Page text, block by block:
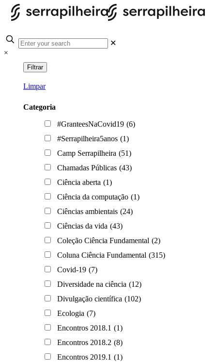
✕
×
Limpar
Categoria
#GranteesNaCovid19 (6)
#Serrapilheira5anos (1)
Camp Serrapilheira (51)
Chamadas Públicas (43)
Ciência aberta (1)
Ciência da computação (1)
Ciências ambientais (24)
Ciências da vida (43)
Coleção Ciência Fundamental (2)
Coluna Ciência Fundamental (315)
Covid-19 (7)
Diversidade na ciência (12)
Divulgação científica (102)
Ecologia (7)
Encontros 2018.1 (1)
Encontros 2018.2 (8)
Encontros 2019.1 (1)